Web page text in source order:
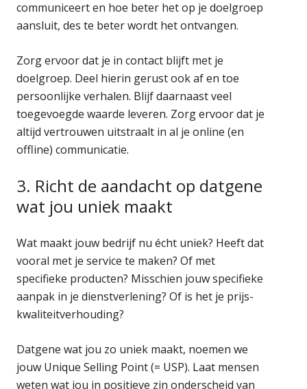
communiceert en hoe beter het op je doelgroep
aansluit, des te beter wordt het ontvangen.
Zorg ervoor dat je in contact blijft met je
doelgroep. Deel hierin gerust ook af en toe
persoonlijke verhalen. Blijf daarnaast veel
toegevoegde waarde leveren. Zorg ervoor dat je
altijd vertrouwen uitstraalt in al je online (en
offline) communicatie.
3. Richt de aandacht op datgene
wat jou uniek maakt
Wat maakt jouw bedrijf nu écht uniek? Heeft dat
vooral met je service te maken? Of met
specifieke producten? Misschien jouw specifieke
aanpak in je dienstverlening? Of is het je prijs-
kwaliteitverhouding?
Datgene wat jou zo uniek maakt, noemen we
jouw Unique Selling Point (= USP). Laat mensen
weten wat jou in positieve zin onderscheid van